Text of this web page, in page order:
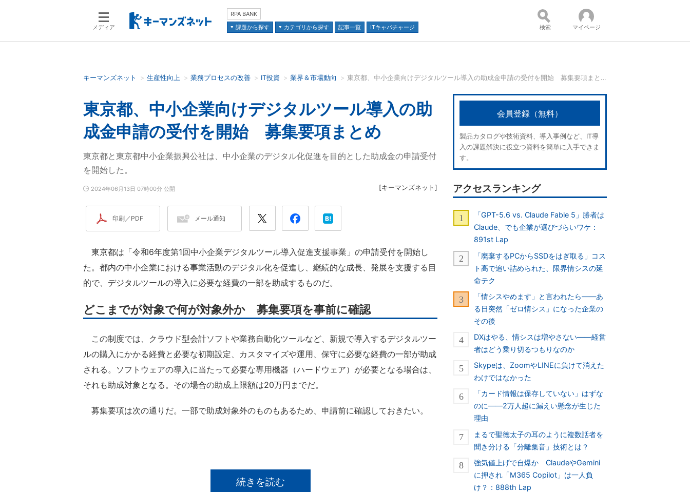
メディア
RPA BANK
課題から探す
カテゴリから探す 記事一覧 ITキャパチャージ
検索語を入力してください コンテンツ：
並び順：
検索 マイページ
キーマンズネット 生産性向上 業務プロセスの改善 IT投資 業界＆市場動向 東京都、中小企業向けデジタルツール導入の助成金申請の受付を開始 募集要項まとめ
東京都、中小企業向けデジタルツール導入の助
成金申請の受付を開始 募集要項まとめ
東京都と東京都中小企業振興公社は、中小企業のデジタル化促進を目的とした助成金の申請受付
を開始した。
2024年06月13日 07時00分 公開 [キーマンズネット ]
印刷／PDF メール通知
東京都は「令和6年度第1回中小企業デジタルツール導入促進支援事業」の申請受付を開始し
た。都内の中小企業における事業活動のデジタル化を促進し、継続的な成長、発展を支援する目
的で、デジタルツールの導入に必要な経費の一部を助成するものだ。
どこまでが対象で何が対象外か 募集要項を事前に確認
この制度では、クラウド型会計ソフトや業務自動化ツールなど、新規で導入するデジタルツー
ルの購入にかかる経費と必要な初期設定、カスタマイズや運用、保守に必要な経費の一部が助成
される。ソフトウェアの導入に当たって必要な専用機器（ハードウェア）が必要となる場合は、
それも助成対象となる。その場合の助成上限額は20万円までだ。
募集要項は次の通りだ。一部で助成対象外のものもあるため、申請前に確認しておきたい。
続きを読む
会員登録（無料）
製品カタログや技術資料、導入事例など、IT導
入の課題解決に役立つ資料を簡単に入手できま
す。
アクセスランキング
「GPT-5.6 vs. Claude Fable 5」勝者は
Claude、でも企業が選びづらいワケ：
891st Lap
「廃棄するPCからSSDをはぎ取る」コス
ト高で追い詰められた、限界情シスの延
命テク
「情シスやめます」と言われたら――あ
る日突然「ゼロ情シス」になった企業の
その後
DXはやる、情シスは増やさない――経営
者はどう乗り切るつもりなのか
Skypeは、ZoomやLINEに負けて消えた
わけではなかった
「カード情報は保存していない」はずな
のに――2万人超に漏えい懸念が生じた
理由
まるで聖徳太子の耳のように複数話者を
聞き分ける「分離集音」技術とは？
強気値上げで自爆か ClaudeやGemini
に押され「M365 Copilot」は一人負
け？：888th Lap